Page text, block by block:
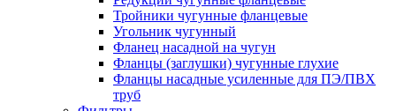
Тройники чугунные фланцевые
Угольник чугунный
Фланец насадной на чугун
Фланцы (заглушки) чугунные глухие
Фланцы насадные усиленные для ПЭ/ПВХ
труб